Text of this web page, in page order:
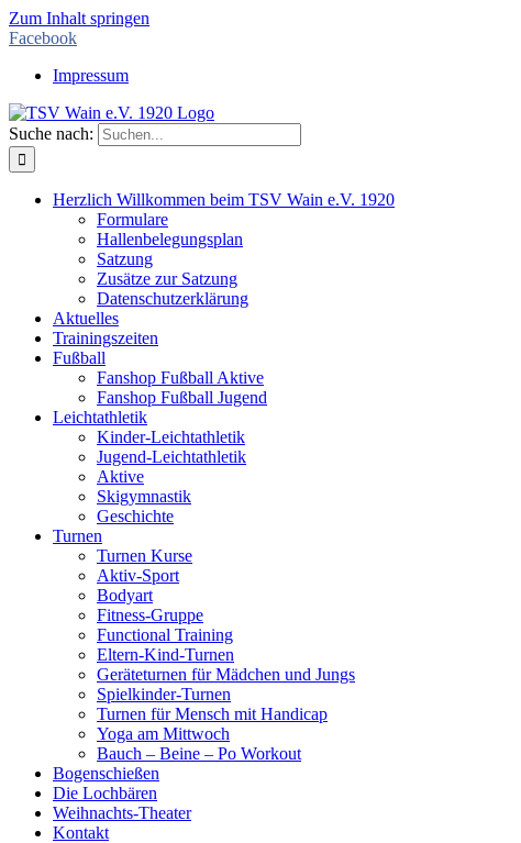
Zum Inhalt springen
Facebook
Impressum
Suche nach:
Herzlich Willkommen beim TSV Wain e.V. 1920
Formulare
Hallenbelegungsplan
Satzung
Zusätze zur Satzung
Datenschutzerklärung
Aktuelles
Trainingszeiten
Fußball
Fanshop Fußball Aktive
Fanshop Fußball Jugend
Leichtathletik
Kinder-Leichtathletik
Jugend-Leichtathletik
Aktive
Skigymnastik
Geschichte
Turnen
Turnen Kurse
Aktiv-Sport
Bodyart
Fitness-Gruppe
Functional Training
Eltern-Kind-Turnen
Geräteturnen für Mädchen und Jungs
Spielkinder-Turnen
Turnen für Mensch mit Handicap
Yoga am Mittwoch
Bauch – Beine – Po Workout
Bogenschießen
Die Lochbären
Weihnachts-Theater
Kontakt